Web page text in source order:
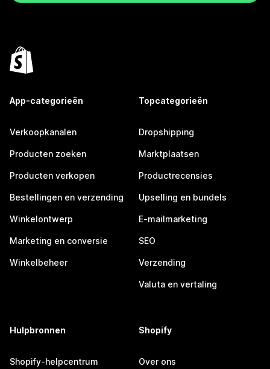
App-categorieën
Verkoopkanalen
Producten zoeken
Producten verkopen
Bestellingen en verzending
Winkelontwerp
Marketing en conversie
Winkelbeheer
Topcategorieën
Dropshipping
Marktplaatsen
Productrecensies
Upselling en bundels
E-mailmarketing
SEO
Verzending
Valuta en vertaling
Hulpbronnen
Shopify-helpcentrum
Shopify
Over ons